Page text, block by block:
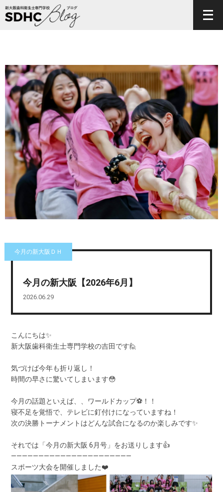
今月の新大阪ＤＨ
今月の新大阪【2026年6月】
2026.06.29
こんにちは✨
新大阪歯科衛生士専門学校の吉田です🙋
気づけば今年も折り返し！
時間の早さに驚いてしまいます😳
今月の話題といえば、、ワールドカップ⚽！！
寝不足を覚悟で、テレビに釘付けになっていますね！
次の決勝トーナメントはどんな試合になるのか楽しみです✨
それでは「今月の新大阪 6月号」をお送りします👍
――――――――――――――――――――――
スポーツ大会を開催しました❤️